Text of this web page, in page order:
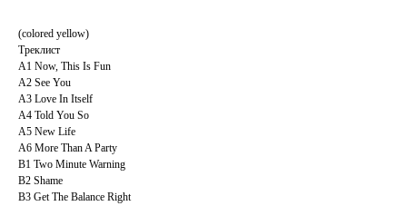
(colored yellow)
Треклист
A1 Now, This Is Fun
A2 See You
A3 Love In Itself
A4 Told You So
A5 New Life
A6 More Than A Party
B1 Two Minute Warning
B2 Shame
B3 Get The Balance Right